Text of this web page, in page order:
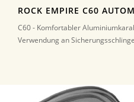
ROCK EMPIRE C60
C60 - Komfortabler
Verwendung an